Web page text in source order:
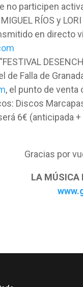
no participen
RÍOS y
en directo
de Falla de
, el punto de
Discos
6€ (anticipada
Gracias por
LA MÚSICA